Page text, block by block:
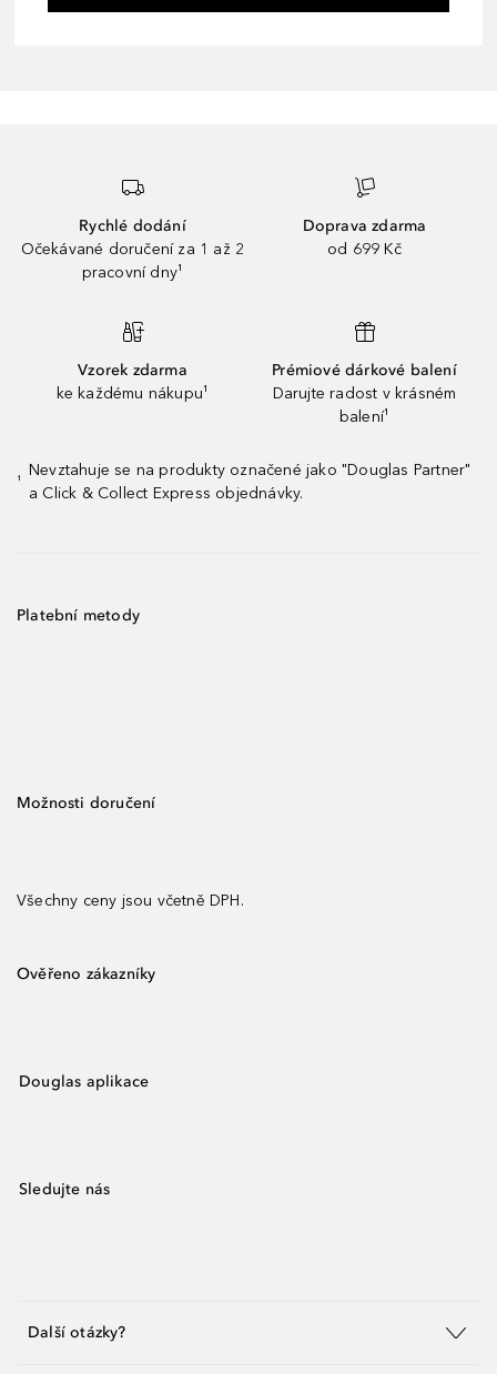
Rychlé dodání
Očekávané doručení za 1 až 2
pracovní dny¹
Doprava zdarma
od 699 Kč
Vzorek zdarma
ke každému nákupu¹
Prémiové dárkové balení
Darujte radost v krásném
balení¹
¹
Nevztahuje se na produkty označené jako "Douglas Partner"
a Click & Collect Express objednávky.
Platební metody
Možnosti doručení
Všechny ceny jsou včetně DPH.
Ověřeno zákazníky
Douglas aplikace
Sledujte nás
Další otázky?